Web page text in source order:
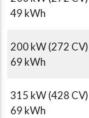
49 kWh
200 kW (272 CV)
69 kWh
315 kW (428 CV)
69 kWh